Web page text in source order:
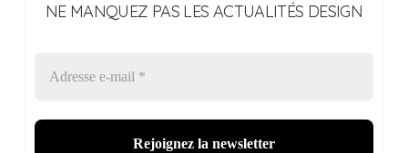
NE MANQUEZ PAS LES ACTUALITÉS DESIGN